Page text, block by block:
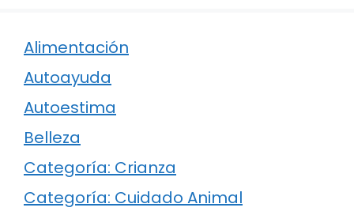
Alimentación
Autoayuda
Autoestima
Belleza
Categoría: Crianza
Categoría: Cuidado Animal